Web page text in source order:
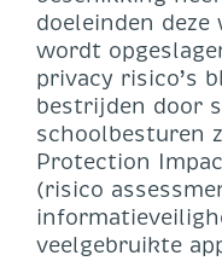
doeleinden
wordt
privacy risico’s
bestrijden door
schoolbesturen
Protection
(risico
veelgebruikte